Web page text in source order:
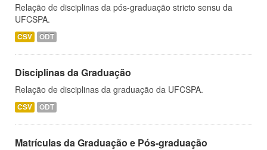
Relação de disciplinas da pós-graduação stricto sensu da
UFCSPA.
CSV ODT
Disciplinas da Graduação
Relação de disciplinas da graduação da UFCSPA.
CSV ODT
Matrículas da Graduação e Pós-graduação